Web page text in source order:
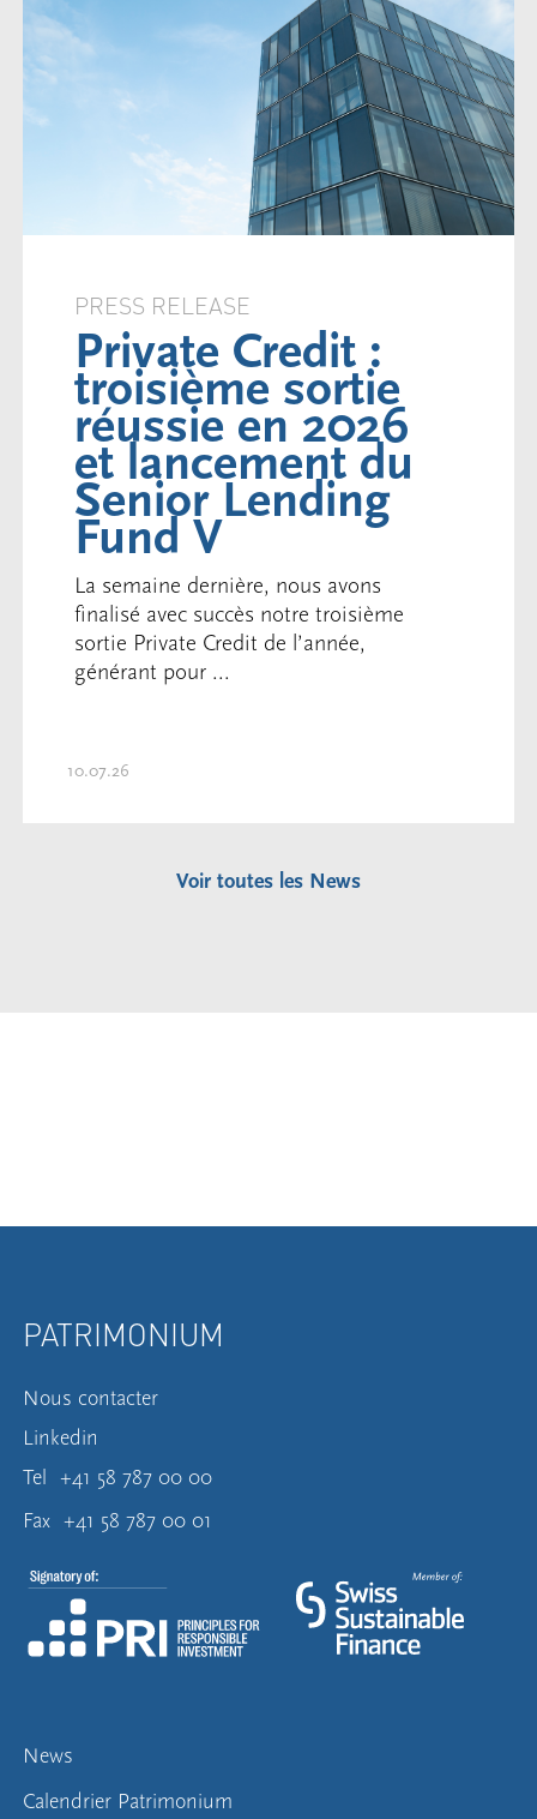
PRESS RELEASE
Private Credit :
troisième sortie
réussie en 2026
et lancement du
Senior Lending
Fund V
La semaine dernière, nous avons
finalisé avec succès notre troisième
sortie Private Credit de l’année,
générant pour ...
10.07.26
Voir toutes les News
PATRIMONIUM
Nous contacter
Linkedin
Tel +41 58 787 00 00
Fax +41 58 787 00 01
News
Calendrier Patrimonium